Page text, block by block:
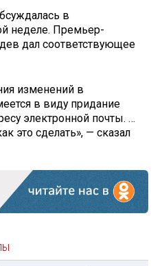
в
неделе. Премьер-
дал соответствующее
изменений в
в виду придание
электронной почты. …
это сделать», — сказал